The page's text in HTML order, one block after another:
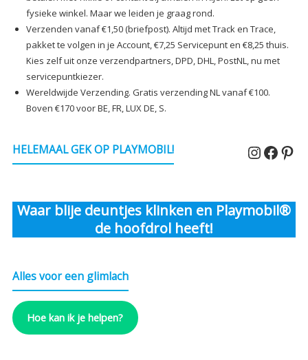
fysieke winkel. Maar we leiden je graag rond.
Verzenden vanaf €1,50 (briefpost). Altijd met Track en Trace,
pakket te volgen in je Account, €7,25 Servicepunt en €8,25 thuis.
Kies zelf uit onze verzendpartners, DPD, DHL, PostNL, nu met
servicepuntkiezer.
Wereldwijde Verzending. Gratis verzending NL vanaf €100.
Boven €170 voor BE, FR, LUX DE, S.
HELEMAAL GEK OP PLAYMOBIL!
Waar blije deuntjes klinken en Playmobil®
de hoofdrol heeft!
Alles voor een glimlach
Hoe kan ik je helpen?